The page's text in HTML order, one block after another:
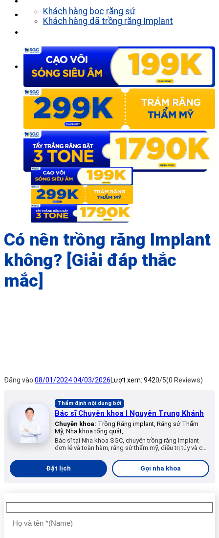
Khách hàng bọc răng sứ
Khách hàng đã trồng răng Implant
Có nên trồng răng Implant
không? [Giải đáp thắc
mắc]
Đăng vào 08/01/202404/03/2026Lượt xem: 9420/5(0 Reviews)
Thẩm định nội dung bởi
Bác sĩ Chuyên khoa I Nguyễn Trung Khánh
Chuyên khoa: Trồng Răng implant, Răng sứ Thẩm
Mỹ, Nha khoa tổng quát,
Bác sĩ tại Nha khoa SGC, chuyên trồng răng Implant
đơn lẻ và toàn hàm, răng sứ thẩm mỹ, điều trị tủy và các
Đặt lịch
Gọi nha khoa